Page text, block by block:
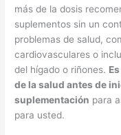
más de la dosis
suplementos sin un
problemas de salud,
cardiovasculares o
del hígado o riñones.
de la salud antes de
suplementación para
para usted.